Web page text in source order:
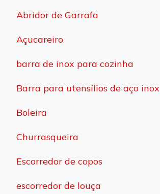
Abridor de Garrafa
Açucareiro
barra de inox para cozinha
Barra para utensílios de aço inox
Boleira
Churrasqueira
Escorredor de copos
escorredor de louça